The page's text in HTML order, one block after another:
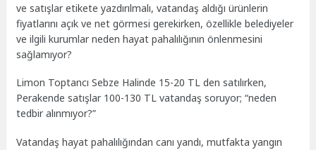
ve satışlar etikete yazdırılmalı, vatandaş aldığı ürünlerin
fiyatlarını açık ve net görmesi gerekirken, özellikle belediyeler
ve ilgili kurumlar neden hayat pahalılığının önlenmesini
sağlamıyor?
Limon Toptancı Sebze Halinde 15-20 TL den satılırken,
Perakende satışlar 100-130 TL vatandaş soruyor; “neden
tedbir alınmıyor?”
Vatandaş hayat pahalılığından canı yandı, mutfakta yangın